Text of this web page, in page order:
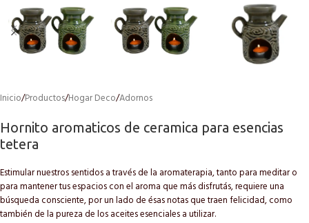
Inicio/Productos/Hogar Deco/Adornos
Hornito aromaticos de ceramica para esencias
tetera
Estimular nuestros sentidos a través de la aromaterapia, tanto para meditar o
para mantener tus espacios con el aroma que más disfrutás, requiere una
búsqueda consciente, por un lado de ésas notas que traen felicidad, como
también de la pureza de los aceites esenciales a utilizar.